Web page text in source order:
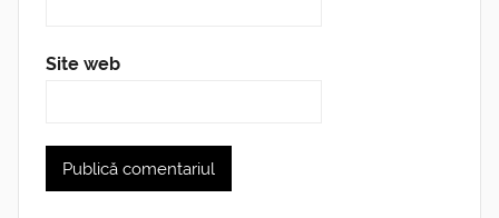
Site web